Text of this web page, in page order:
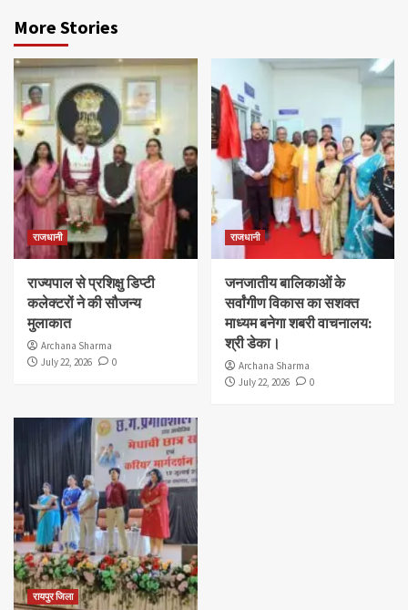
More Stories
राजधानी
राज्यपाल से प्रशिक्षु डिप्टी
कलेक्टरों ने की सौजन्य
मुलाकात
Archana Sharma
July 22, 2026
0
राजधानी
जनजातीय बालिकाओं के
सर्वांगीण विकास का सशक्त
माध्यम बनेगा शबरी वाचनालय:
श्री डेका।
Archana Sharma
July 22, 2026
0
रायपुर जिला